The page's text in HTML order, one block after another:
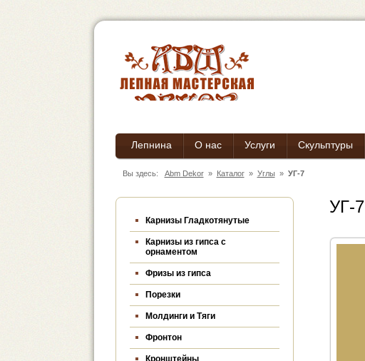
Лепнина О нас Услуги Скульптуры
Вы здесь: Abm Dekor» Каталог» Углы » УГ-7
Карнизы Гладкотянутые
Карнизы из гипса c
орнаментом
Фризы из гипса
Порезки
Молдинги и Тяги
Фронтон
Кронштейны
УГ-7